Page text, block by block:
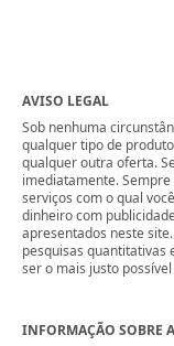
AVISO LEGAL
Sob nenhuma
qualquer tipo de
qualquer outra oferta.
imediatamente.
serviços com o qual
dinheiro com
apresentados neste
pesquisas quantitativas
ser o mais justo
INFORMAÇÃO SOBRE